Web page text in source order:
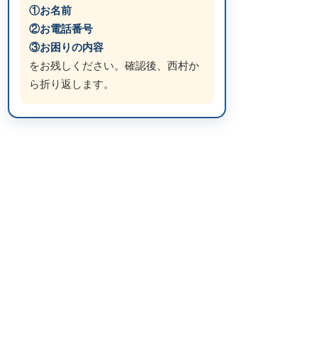
①お名前
②お電話番号
③お困りの内容
をお残しください。確認後、西村か
ら折り返します。